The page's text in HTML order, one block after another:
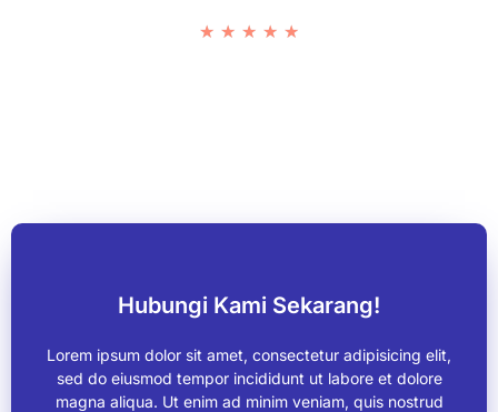
★ ★ ★ ★ ★
Hubungi Kami Sekarang!
Lorem ipsum dolor sit amet, consectetur adipisicing elit,
sed do eiusmod tempor incididunt ut labore et dolore
magna aliqua. Ut enim ad minim veniam, quis nostrud